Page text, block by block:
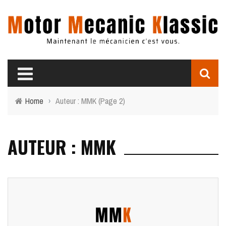
Home › Auteur : MMK(Page 2)
AUTEUR : MMK